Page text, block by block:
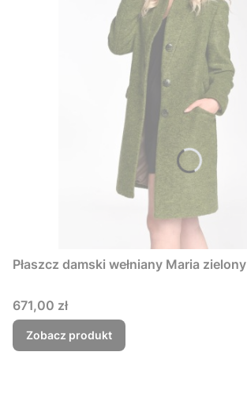
Płaszcz damski wełniany Maria zielony
Cena
671,00 zł
Zobacz produkt